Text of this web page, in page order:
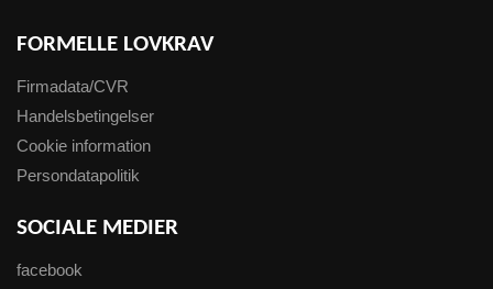
FORMELLE LOVKRAV
Firmadata/CVR
Handelsbetingelser
Cookie information
Persondatapolitik
SOCIALE MEDIER
facebook